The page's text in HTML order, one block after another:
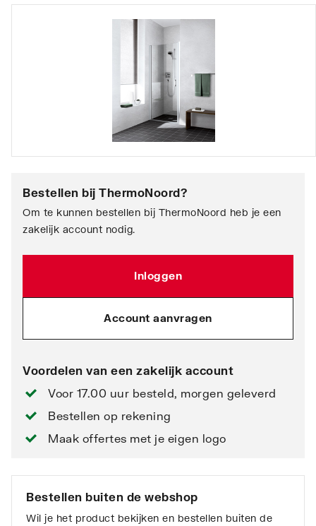
Bestellen bij ThermoNoord?
Om te kunnen bestellen bij ThermoNoord heb je een
zakelijk account nodig.
Inloggen
Account aanvragen
Voordelen van een zakelijk account
Voor 17.00 uur besteld, morgen geleverd
Bestellen op rekening
Maak offertes met je eigen logo
Bestellen buiten de webshop
Wil je het product bekijken en bestellen buiten de